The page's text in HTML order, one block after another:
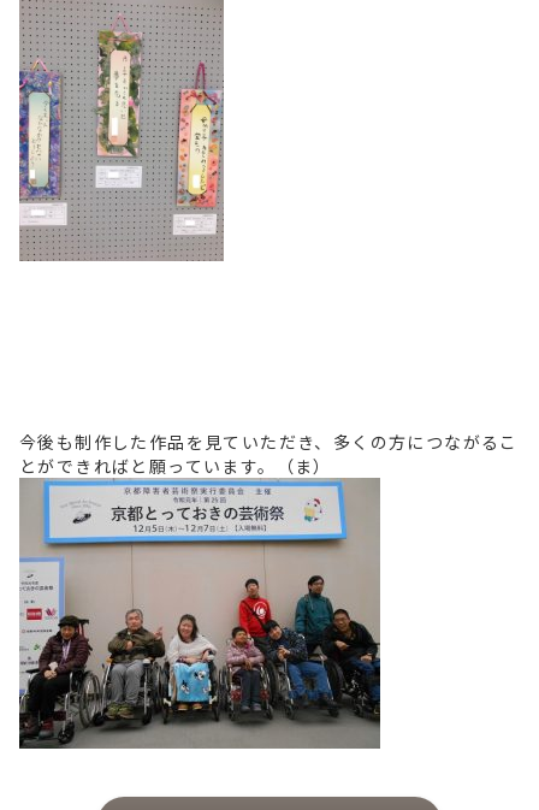
今後も制作した作品を見ていただき、多くの方につながるこ
とができればと願っています。（ま）